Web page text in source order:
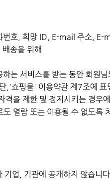
호, 희망 ID, E-mail 주소, E-
송을 위해
는 서비스를 받는 동안 회원
,'쇼핑몰' 이용약관 제7조에 표
을 제한 및 정지시키는 경우
열람 또는 이용될 수 없도록
업, 기관에 공개하지 않습니